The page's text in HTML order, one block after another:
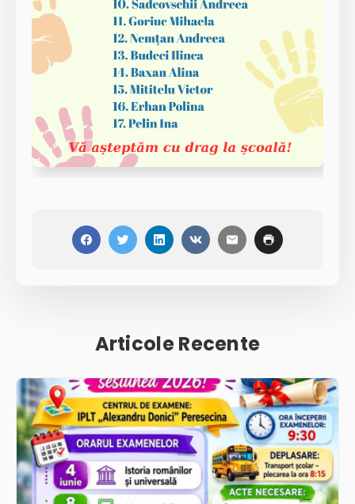
Articole Recente